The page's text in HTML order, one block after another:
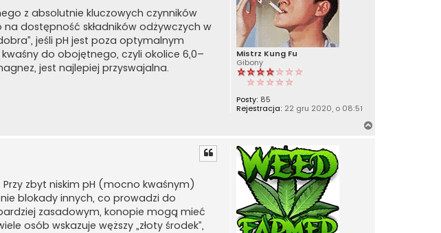
Mistrz Kung Fu
Gibony
Posty: 85
Rejestracja: 22 gru 2020, o 08:51
z absolutnie kluczowych czynników
dostępność składników odżywczych w
jeśli pH jest poza optymalnym
do obojętnego, czyli okolice 6,0–
jest najlepiej przyswajalna.
zbyt niskim pH (mocno kwaśnym)
blokady innych, co prowadzi do
zasadowym, konopie mogą mieć
osób wskazuje węższy „złoty środek”,